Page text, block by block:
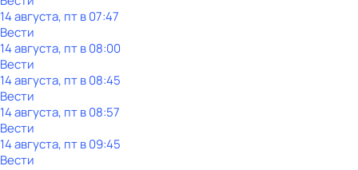
14 августа, пт в 07:47
Вести
14 августа, пт в 08:00
Вести
14 августа, пт в 08:45
Вести
14 августа, пт в 08:57
Вести
14 августа, пт в 09:45
Вести